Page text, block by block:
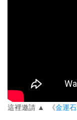
這裡邀請 ▲ 《金運